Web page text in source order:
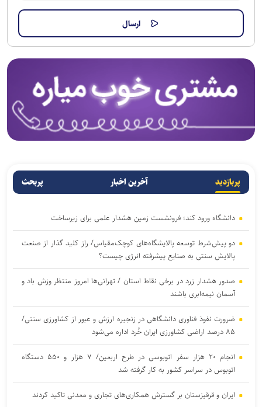
پربازدید آخرین اخبار پربحث
دانشگاه ورود کند؛ فرونشست زمین هشدار علمی برای زیرساخت
دو پیش‌شرط توسعه پالایشگاه‌های کوچک‌مقیاس/ راز کلید گذار از صنعت
پالایش سنتی به صنایع پیشرفته انرژی چیست؟
صدور هشدار زرد در برخی نقاط استان / تهرانی‌ها امروز منتظر وزش باد و
آسمان نیمه‌ابری باشند
ضرورت نفوذ فناوری دانشگاهی در زنجیره ارزش و عبور از کشاورزی سنتی/
۸۵ درصد اراضی کشاورزی ایران خُرد اداره می‌شود
انجام ۲۰ هزار سفر اتوبوسی در طرح اربعین/ ۷ هزار و ۵۵۰ دستگاه
اتوبوس در سراسر کشور به کار گرفته شد
ایران و قرقیزستان بر گسترش همکاری‌های تجاری و معدنی تاکید کردند